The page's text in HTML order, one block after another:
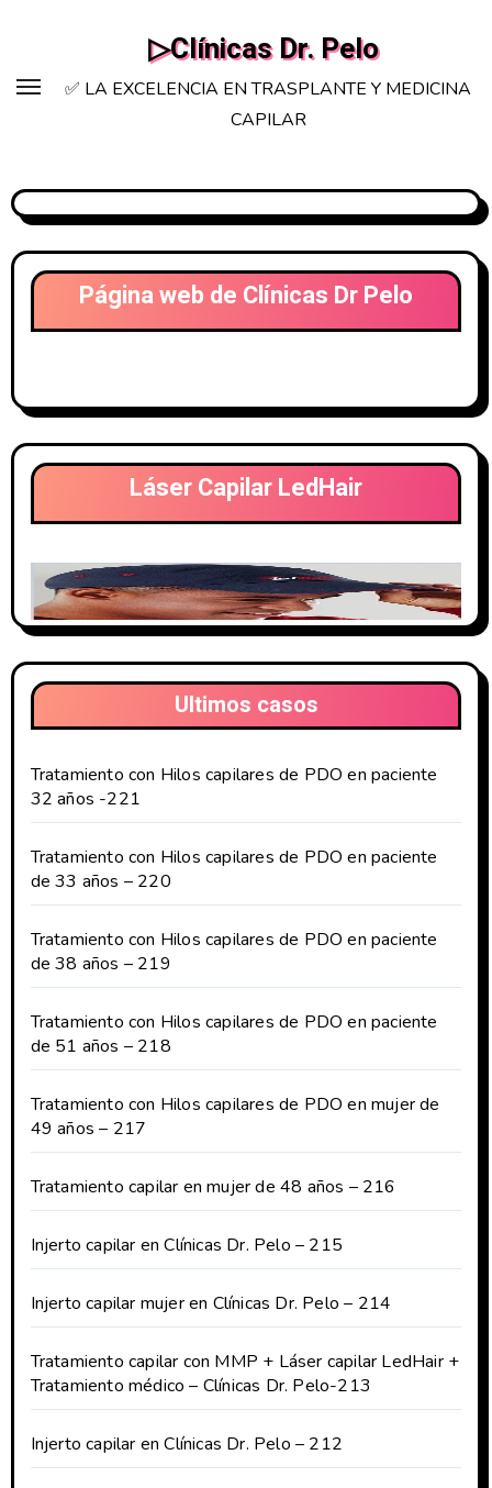
contenido
▷Clínicas Dr. Pelo
✅ LA EXCELENCIA EN TRASPLANTE Y MEDICINA
CAPILAR
Página web de Clínicas Dr Pelo
Láser Capilar LedHair
Ultimos casos
Tratamiento con Hilos capilares de PDO en paciente
32 años -221
Tratamiento con Hilos capilares de PDO en paciente
de 33 años – 220
Tratamiento con Hilos capilares de PDO en paciente
de 38 años – 219
Tratamiento con Hilos capilares de PDO en paciente
de 51 años – 218
Tratamiento con Hilos capilares de PDO en mujer de
49 años – 217
Tratamiento capilar en mujer de 48 años – 216
Injerto capilar en Clínicas Dr. Pelo – 215
Injerto capilar mujer en Clínicas Dr. Pelo – 214
Tratamiento capilar con MMP + Láser capilar LedHair +
Tratamiento médico – Clínicas Dr. Pelo-213
Injerto capilar en Clínicas Dr. Pelo – 212